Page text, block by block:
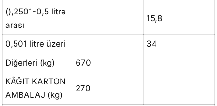
(),2501-0,5 litre
arası
15,8
0,501 litre üzeri
34
Diğerleri (kg)
670
KÂĞIT KARTON
AMBALAJ (kg)
270